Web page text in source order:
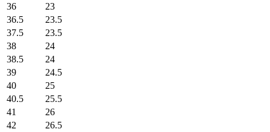
36
23
36.5
23.5
37.5
23.5
38
24
38.5
24
39
24.5
40
25
40.5
25.5
41
26
42
26.5